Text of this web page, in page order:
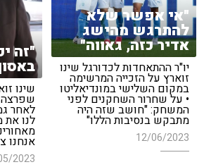
"אי אפשר שלא
להתרגש מהישג
אדיר כזה, גאווה"
יו"ר ההתאחדות לכדורגל שינו
זוארץ על הזכייה המרשימה
במקום השלישי במונדיאליטו
• על שחרור השחקנים לפני
המשחק: "חושב שזה היה
מתבקש בנסיבות הללו"
12/06/2023
"זה
שינו
שפרצה
לאחר
לנו
אנחנו
2023